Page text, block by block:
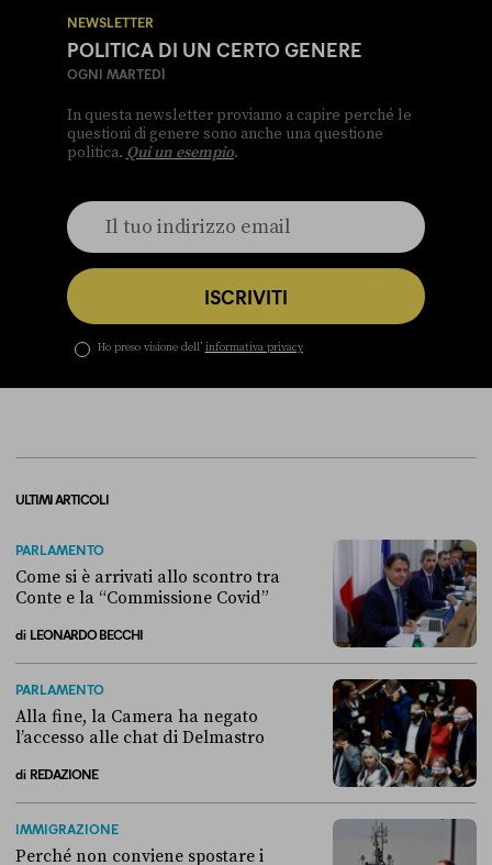
NEWSLETTER
POLITICA DI UN CERTO GENERE
OGNI MARTEDÌ
In questa newsletter proviamo a capire perché le
questioni di genere sono anche una questione
politica. Qui un esempio.
ISCRIVITI
Ho preso visione dell’ informativa privacy
ULTIMI ARTICOLI
PARLAMENTO
Come si è arrivati allo scontro tra
Conte e la “Commissione Covid”
di LEONARDO BECCHI
PARLAMENTO
Alla fine, la Camera ha negato
l’accesso alle chat di Delmastro
di REDAZIONE
IMMIGRAZIONE
Perché non conviene spostare i